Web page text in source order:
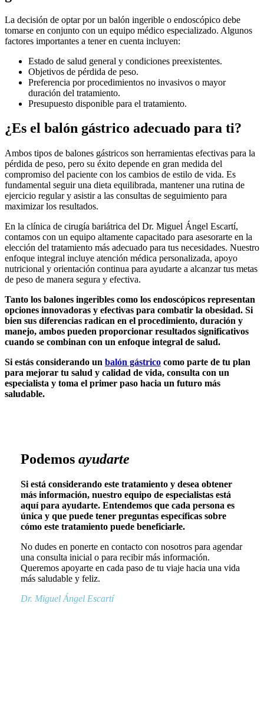
La decisión de optar por un balón ingerible o endoscópico debe
tomarse en conjunto con un equipo médico especializado. Algunos
factores importantes a tener en cuenta incluyen:
Estado de salud general y condiciones preexistentes.
Objetivos de pérdida de peso.
Preferencia por procedimientos no invasivos o mayor
duración del tratamiento.
Presupuesto disponible para el tratamiento.
¿Es el balón gástrico adecuado para ti?
Ambos tipos de balones gástricos son herramientas efectivas para la
pérdida de peso, pero su éxito depende en gran medida del
compromiso del paciente con los cambios de estilo de vida. Es
fundamental seguir una dieta equilibrada, mantener una rutina de
ejercicio regular y asistir a las consultas de seguimiento para
maximizar los resultados.
En la clínica de cirugía bariátrica del Dr. Miguel Ángel Escartí,
contamos con un equipo altamente capacitado para asesorarte en la
elección del tratamiento más adecuado para tus necesidades. Nuestro
enfoque integral incluye atención médica personalizada, apoyo
nutricional y orientación continua para ayudarte a alcanzar tus metas
de peso de manera segura y efectiva.
Tanto los balones ingeribles como los endoscópicos representan
opciones innovadoras y efectivas para combatir la obesidad. Si
bien sus diferencias radican en el procedimiento, duración y
manejo, ambos pueden proporcionar resultados significativos
cuando se combinan con un enfoque integral de salud.
Si estás considerando un balón gástrico como parte de tu plan
para mejorar tu salud y calidad de vida, consulta con un
especialista y toma el primer paso hacia un futuro más
saludable.
Podemos ayudarte
Si está considerando este tratamiento y desea obtener
más información, nuestro equipo de especialistas está
aquí para ayudarte. Entendemos que cada persona es
única y que puede tener preguntas específicas sobre
cómo este tratamiento puede beneficiarle.
No dudes en ponerte en contacto con nosotros para agendar
una consulta inicial o para recibir más información.
Queremos apoyarte en cada paso de tu viaje hacia una vida
más saludable y feliz.
Dr. Miguel Ángel Escartí